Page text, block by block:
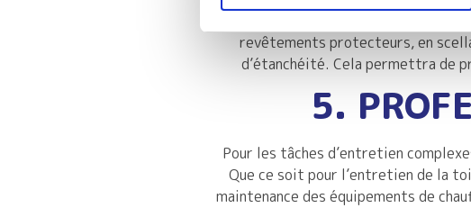
revêtements protecteurs, en
d’étanchéité. Cela permettra de
5.
Pour les tâches d’entretien
Que ce soit pour l’entretien de la
maintenance des équipements de